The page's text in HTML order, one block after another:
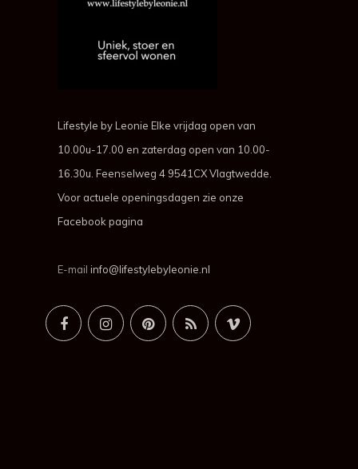
Lifestyle by Leonie Elke vrijdag open van
10.00u-17.00 en zaterdag open van 10.00-
16.30u. Feenselweg 4 9541CX Vlagtwedde.
Voor actuele openingsdagen zie onze
Facebook pagina
E-mail info@lifestylebyleonie.nl